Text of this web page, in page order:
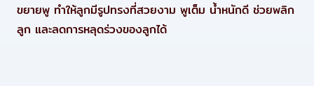
ขยายพู ทำให้ลูกมีรูปทรงที่สวยงาม พูเต็ม น้ำหนักดี ช่วยพลิก
ลูก และลดการหลุดร่วงของลูกได้